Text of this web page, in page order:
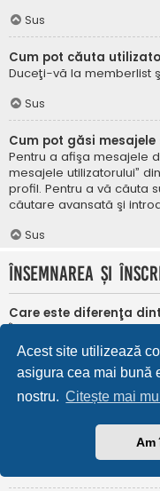
Acest site utilizează
asigura cea mai bună
nostru. Citește mai
Am
Sus
Cum pot căuta
Duceţi-vă la memberlist
Sus
Cum pot găsi mesajele
Pentru a afişa mesajele
mesajele utilizatorului”
profil. Pentru a vă căuta
căutare avansată şi
Sus
Însemnarea şi
Care este diferenţa
În phpBB 3.0
însemnarea în
publicat un răspuns. În
asemănătoarea
subiect este actualizat.
publicat un răspuns în
notificare pentru
Panoul utilizatorului, sub